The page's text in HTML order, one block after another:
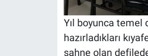
Yıl boyunca
hazırladıkları
sahne olan